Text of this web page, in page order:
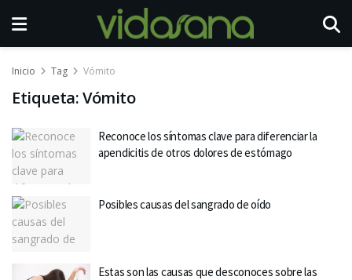
Inicio Tag Vómito
Etiqueta:Vómito
Reconoce los síntomas clave para diferenciar la
apendicitis de otros dolores de estómago
Posibles causas del sangrado de oído
Estas son las causas que desconoces sobre las